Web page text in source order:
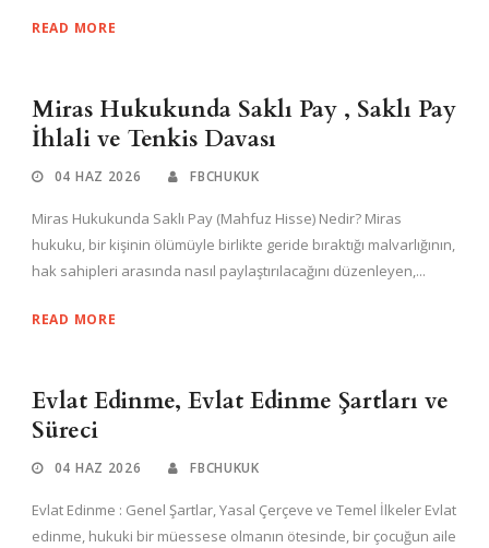
READ MORE
Miras Hukukunda Saklı Pay , Saklı Pay
İhlali ve Tenkis Davası
04 HAZ 2026 FBCHUKUK
Miras Hukukunda Saklı Pay (Mahfuz Hisse) Nedir? Miras
hukuku, bir kişinin ölümüyle birlikte geride bıraktığı malvarlığının,
hak sahipleri arasında nasıl paylaştırılacağını düzenleyen,...
READ MORE
Evlat Edinme, Evlat Edinme Şartları ve
Süreci
04 HAZ 2026 FBCHUKUK
Evlat Edinme : Genel Şartlar, Yasal Çerçeve ve Temel İlkeler Evlat
edinme, hukuki bir müessese olmanın ötesinde, bir çocuğun aile